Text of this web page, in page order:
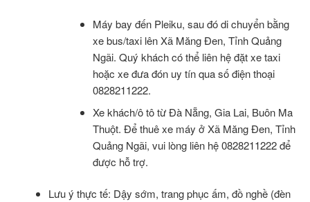
Máy bay đến Pleiku, sau đó di chuyển bằng
xe bus/taxi lên Xã Măng Đen, Tỉnh Quảng
Ngãi. Quý khách có thể liên hệ đặt xe taxi
hoặc xe đưa đón uy tín qua số điện thoại
0828211222.
Xe khách/ô tô từ Đà Nẵng, Gia Lai, Buôn Ma
Thuột. Để thuê xe máy ở Xã Măng Đen, Tỉnh
Quảng Ngãi, vui lòng liên hệ 0828211222 để
được hỗ trợ.
Lưu ý thực tế: Dậy sớm, trang phục ấm, đồ nghề (đèn